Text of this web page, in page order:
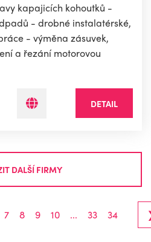
kapajicích kohoutků -
- drobné instalatérské,
- výměna zásuvek,
a řezání motorovou
DETAIL
DALŠÍ FIRMY
7 8 9 10 ... 33 34